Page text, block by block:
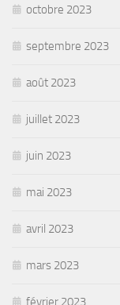
octobre 2023
septembre 2023
août 2023
juillet 2023
juin 2023
mai 2023
avril 2023
mars 2023
février 2023